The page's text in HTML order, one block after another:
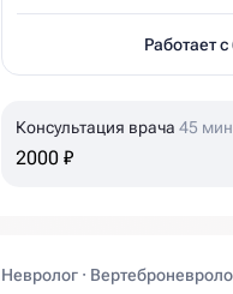
Работает
Консультация врача 45 мин
2000 ₽
Невролог ·